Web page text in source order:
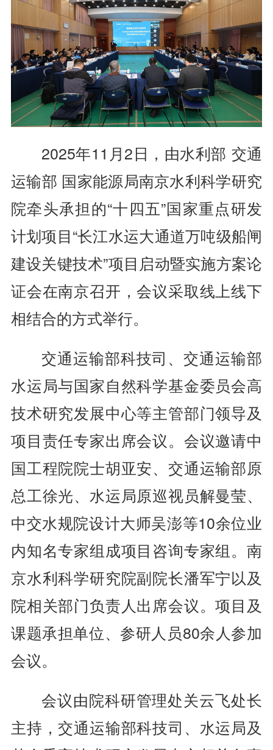
2025年11月2日，由水利部 交通
运输部 国家能源局南京水利科学研究
院牵头承担的“十四五”国家重点研发
计划项目“长江水运大通道万吨级船闸
建设关键技术”项目启动暨实施方案论
证会在南京召开，会议采取线上线下
相结合的方式举行。
交通运输部科技司、交通运输部
水运局与国家自然科学基金委员会高
技术研究发展中心等主管部门领导及
项目责任专家出席会议。会议邀请中
国工程院院士胡亚安、交通运输部原
总工徐光、水运局原巡视员解曼莹、
中交水规院设计大师吴澎等10余位业
内知名专家组成项目咨询专家组。南
京水利科学研究院副院长潘军宁以及
院相关部门负责人出席会议。项目及
课题承担单位、参研人员80余人参加
会议。
会议由院科研管理处关云飞处长
主持，交通运输部科技司、水运局及